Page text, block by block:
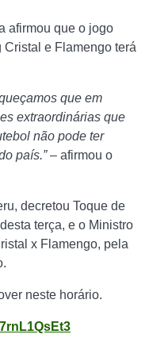
afirmou que o jogo
Cristal e Flamengo terá
que em
extraordinárias que
não pode ter
país.”– afirmou o
decretou Toque de
terça, e o Ministro
x Flamengo, pela
neste horário.